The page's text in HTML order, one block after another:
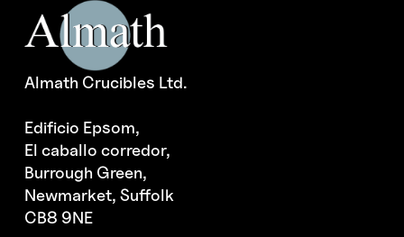
Almath Crucibles Ltd.
Edificio Epsom,
El caballo corredor,
Burrough Green,
Newmarket, Suffolk
CB8 9NE